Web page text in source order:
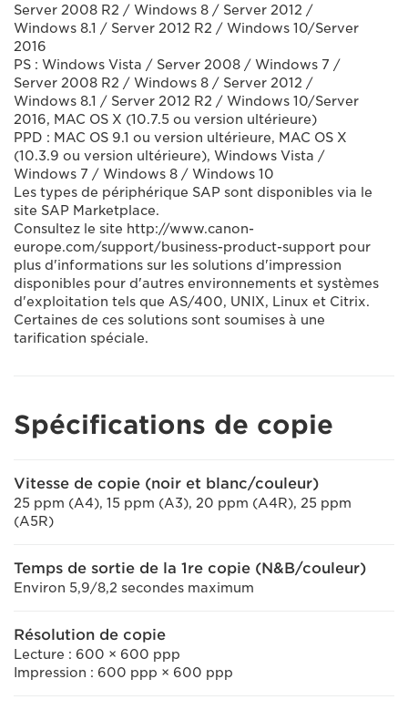
Server 2008 R2 / Windows 8 / Server 2012 /
Windows 8.1 / Server 2012 R2 / Windows 10/Server
2016
PS : Windows Vista / Server 2008 / Windows 7 /
Server 2008 R2 / Windows 8 / Server 2012 /
Windows 8.1 / Server 2012 R2 / Windows 10/Server
2016, MAC OS X (10.7.5 ou version ultérieure)
PPD : MAC OS 9.1 ou version ultérieure, MAC OS X
(10.3.9 ou version ultérieure), Windows Vista /
Windows 7 / Windows 8 / Windows 10
Les types de périphérique SAP sont disponibles via le
site SAP Marketplace.
Consultez le site http://www.canon-
europe.com/support/business-product-support pour
plus d'informations sur les solutions d'impression
disponibles pour d'autres environnements et systèmes
d'exploitation tels que AS/400, UNIX, Linux et Citrix.
Certaines de ces solutions sont soumises à une
tarification spéciale.
Spécifications de copie
Vitesse de copie (noir et blanc/couleur)
25 ppm (A4), 15 ppm (A3), 20 ppm (A4R), 25 ppm
(A5R)
Temps de sortie de la 1re copie (N&B/couleur)
Environ 5,9/8,2 secondes maximum
Résolution de copie
Lecture : 600 × 600 ppp
Impression : 600 ppp × 600 ppp